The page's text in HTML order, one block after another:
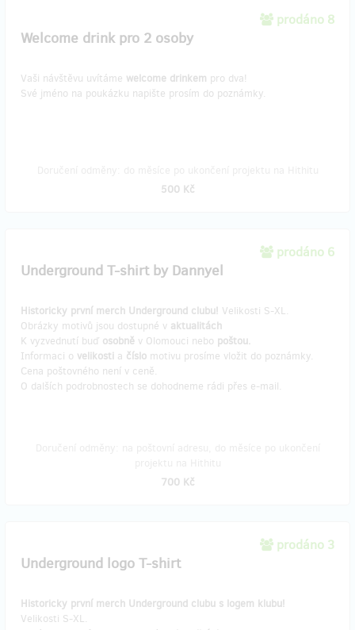
prodáno 8
Welcome drink pro 2 osoby
Vaši návštěvu uvítáme welcome drinkem pro dva!
Své jméno na poukázku napište prosím do poznámky.
500 Kč
prodáno 6
Underground T-shirt by Dannyel
Historicky první merch Underground clubu! Velikosti S-XL.
Obrázky motivů jsou dostupné v aktualitách
K vyzvednutí buď osobně v Olomouci nebo poštou.
Informaci o velikosti a číslo motivu prosíme vložit do poznámky.
Cena poštovného není v ceně.
O dalších podrobnostech se dohodneme rádi přes e-mail.
700 Kč
prodáno 3
Underground logo T-shirt
Historicky první merch Underground clubu s logem klubu!
Velikosti S-XL.